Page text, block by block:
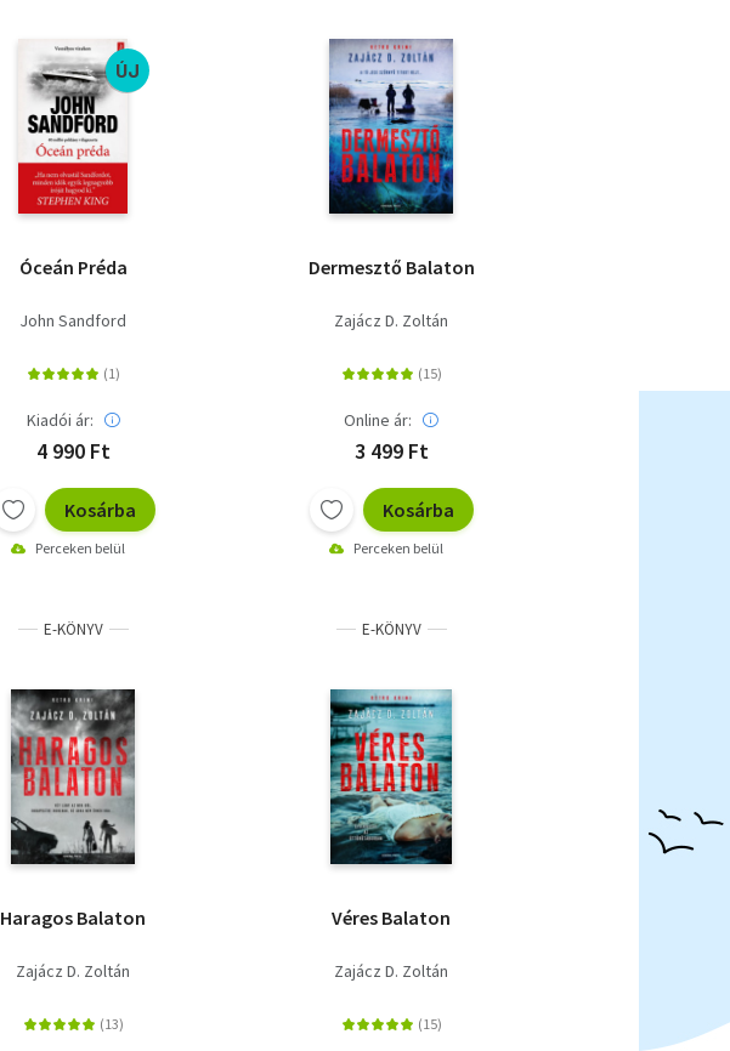
ÚJ
Óceán Préda
John Sandford
Kiadói ár:
4 990 Ft
Kosárba
Perceken belül
Dermesztő Balaton
Zajácz D. Zoltán
Online ár:
3 499 Ft
Kosárba
Perceken belül
E-KÖNYV
Haragos Balaton
Zajácz D. Zoltán
E-KÖNYV
Véres Balaton
Zajácz D. Zoltán